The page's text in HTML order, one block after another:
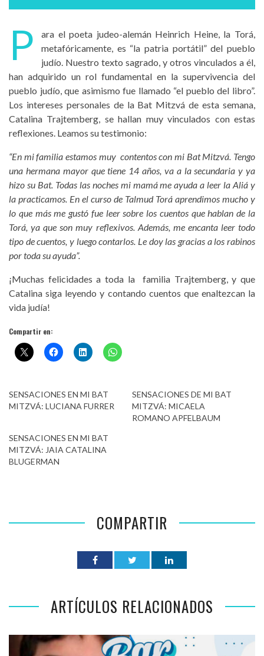
P
ara el poeta judeo-alemán Heinrich Heine, la Torá,
metafóricamente, es “la patria portátil” del pueblo
judío. Nuestro texto sagrado, y otros vinculados a él,
han adquirido un rol fundamental en la supervivencia del
pueblo judío, que asimismo fue llamado “el pueblo del libro”.
Los intereses personales de la Bat Mitzvá de esta semana,
Catalina Trajtemberg, se hallan muy vinculados con estas
reflexiones. Leamos su testimonio:
“En mi familia estamos muy contentos con mi Bat Mitzvá. Tengo
una hermana mayor que tiene 14 años, va a la secundaria y ya
hizo su Bat. Todas las noches mi mamá me ayuda a leer la Aliá y
la practicamos. En el curso de Talmud Torá aprendimos mucho y
lo que más me gustó fue leer sobre los cuentos que hablan de la
Torá, ya que son muy reflexivos. Además, me encanta leer todo
tipo de cuentos, y luego contarlos. Le doy las gracias a los rabinos
por toda su ayuda”.
¡Muchas felicidades a toda la familia Trajtemberg, y que
Catalina siga leyendo y contando cuentos que enaltezcan la
vida judía!
Compartir en:
SENSACIONES EN MI BAT
MITZVÁ: LUCIANA FURRER
SENSACIONES DE MI BAT
MITZVÁ: MICAELA
ROMANO APFELBAUM
SENSACIONES EN MI BAT
MITZVÁ: JAIA CATALINA
BLUGERMAN
COMPARTIR
ARTÍCULOS RELACIONADOS